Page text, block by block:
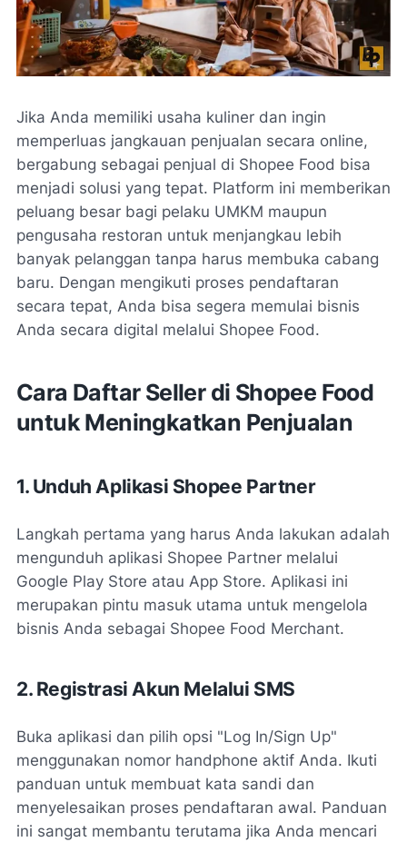
Jika Anda memiliki usaha kuliner dan ingin
memperluas jangkauan penjualan secara online,
bergabung sebagai penjual di Shopee Food bisa
menjadi solusi yang tepat. Platform ini memberikan
peluang besar bagi pelaku UMKM maupun
pengusaha restoran untuk menjangkau lebih
banyak pelanggan tanpa harus membuka cabang
baru. Dengan mengikuti proses pendaftaran
secara tepat, Anda bisa segera memulai bisnis
Anda secara digital melalui Shopee Food.
Cara Daftar Seller di Shopee Food
untuk Meningkatkan Penjualan
1. Unduh Aplikasi Shopee Partner
Langkah pertama yang harus Anda lakukan adalah
mengunduh aplikasi Shopee Partner melalui
Google Play Store atau App Store. Aplikasi ini
merupakan pintu masuk utama untuk mengelola
bisnis Anda sebagai Shopee Food Merchant.
2. Registrasi Akun Melalui SMS
Buka aplikasi dan pilih opsi "Log In/Sign Up"
menggunakan nomor handphone aktif Anda. Ikuti
panduan untuk membuat kata sandi dan
menyelesaikan proses pendaftaran awal. Panduan
ini sangat membantu terutama jika Anda mencari